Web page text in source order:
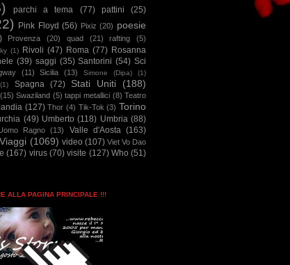
parchi a tema (77) pattini (25)
Pink Floyd (56) Pixiz (20) poesie
Provenza (20) quad (21) rafting (5)
(1) Rivoli (47) Roma (77) Rosanna
(39) saggi (35) Santorini (54) Sci
(11) Sicilia (13) Simone (Dipa) (1)
(1) Spagna (72) Stati Uniti (188)
(15) Swaziland (5) tappi metallici (8) Teatro
(127) Thor (4) Tik-Tok (3) Torino
(49) Umberto (118) Umbria (88)
Ragno (13) Valle d'Aosta (163)
Viaggi (1069) video (107) Viet Vo Dao
(167) virus (70) visite (127) Who (51)
ALLA PAGINA PRINCIPALE !!!